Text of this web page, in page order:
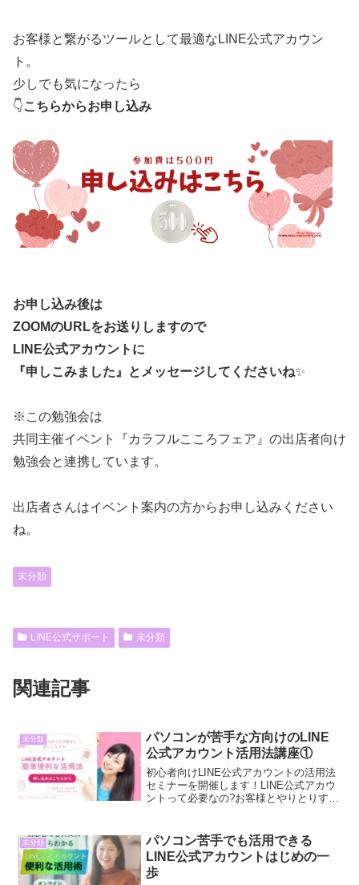
お客様と繋がるツールとして最適なLINE公式アカウン
ト。
少しでも気になったら
👇こちらからお申し込み
お申し込み後は
ZOOMのURLをお送りしますので
LINE公式アカウントに
『申しこみました』とメッセージしてくださいね✨
※この勉強会は
共同主催イベント『カラフルこころフェア』の出店者向け
勉強会と連携しています。
出店者さんはイベント案内の方からお申し込みください
ね。
未分類
LINE公式サポート 未分類
関連記事
未分類
パソコンが苦手な方向けのLINE
公式アカウント活用法講座①
初心者向けLINE公式アカウントの活用法
セミナーを開催します！LINE公式アカウ
ントって必要なの?お客様とやりとりする
がLINE公式アカウントは個人でお仕事さ
れてる方...
未分類
パソコン苦手でも活用できる
LINE公式アカウントはじめの一
歩